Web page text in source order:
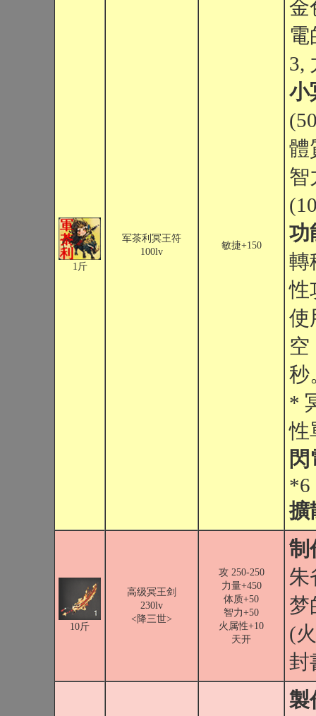
1斤
军茶利冥王符
100lv
敏捷+150
金
電
3,
小
體
智
功
轉
性
使
空
秒
*
性
*6
擴
10斤
高级冥王剑
230lv
<降三世>
攻 250-250
力量+450
体质+50
智力+50
火属性+10
天开
制
朱
梦
(
封
製